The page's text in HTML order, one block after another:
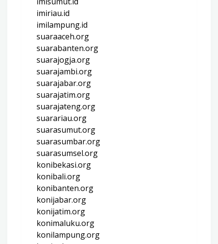
imiriau.id
imilampung.id
suaraaceh.org
suarabanten.org
suarajogja.org
suarajambi.org
suarajabar.org
suarajatim.org
suarajateng.org
suarariau.org
suarasumut.org
suarasumbar.org
suarasumsel.org
konibekasi.org
konibali.org
konibanten.org
konijabar.org
konijatim.org
konimaluku.org
konilampung.org